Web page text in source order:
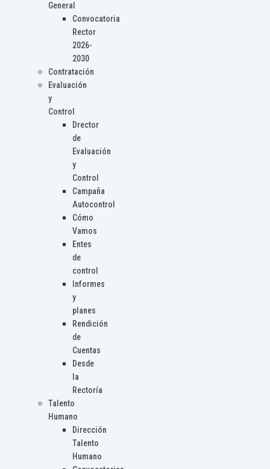
General
Convocatoria
Rector
2026-
2030
Contratación
Evaluación
y
Control
Drector
de
Evaluación
y
Control
Campaña
Autocontrol
Cómo
Vamos
Entes
de
control
Informes
y
planes
Rendición
de
Cuentas
Desde
la
Rectoría
Talento
Humano
Dirección
Talento
Humano